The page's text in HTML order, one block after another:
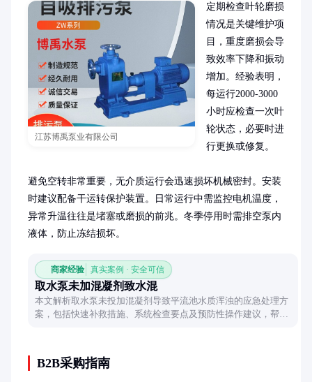
江苏博禹泵业有限公司
定期检查叶轮磨损
情况是关键维护项
目，重度磨损会导
致效率下降和振动
增加。经验表明，
每运行2000-3000
小时应检查一次叶
轮状态，必要时进
行更换或修复。
避免空转非常重要，无介质运行会迅速损坏机械密封。安装
时建议配备干运转保护装置。日常运行中需监控电机温度，
异常升温往往是堵塞或磨损的前兆。冬季停用时需排空泵内
液体，防止冻结损坏。
商家经验 真实案例 · 安全可信
取水泵未加混凝剂致水混
本文解析取水泵未投加混凝剂导致平流池水质浑浊的应急处理方
案，包括快速补救措施、系统检查要点及预防性操作建议，帮助
B2B采购指南